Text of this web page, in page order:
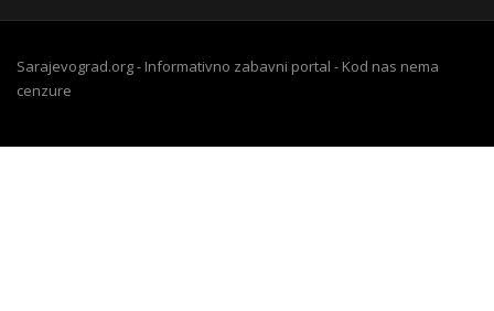
Sarajevograd.org - Informativno zabavni portal - Kod nas nema
cenzure